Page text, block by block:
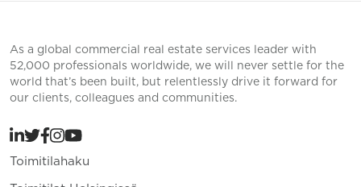
As a global commercial real estate services leader with
52,000 professionals worldwide, we will never settle for the
world that’s been built, but relentlessly drive it forward for
our clients, colleagues and communities.
Toimitilahaku